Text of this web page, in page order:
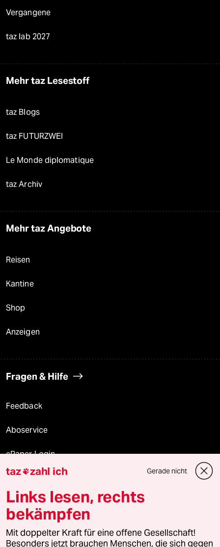
Vergangene
taz lab 2027
Mehr taz Lesestoff
taz Blogs
taz FUTURZWEI
Le Monde diplomatique
taz Archiv
Mehr taz Angebote
Reisen
Kantine
Shop
Anzeigen
Fragen & Hilfe
Feedback
Aboservice
ePaper Login
Downloads für Abonnierende
© 2026 taz Verlags und Vertriebs GmbH
Alle Rechte vorbehalten. Bei rechtlichen Fragen oder für Genehmigungen
wenden Sie sich bitte an
lizenzen@taz.de
taz zahl ich Gerade nicht
Links lesen, rechts
bekämpfen
Mit doppelter Kraft für eine offene Gesellschaft!
Besonders jetzt brauchen Menschen, die sich gegen